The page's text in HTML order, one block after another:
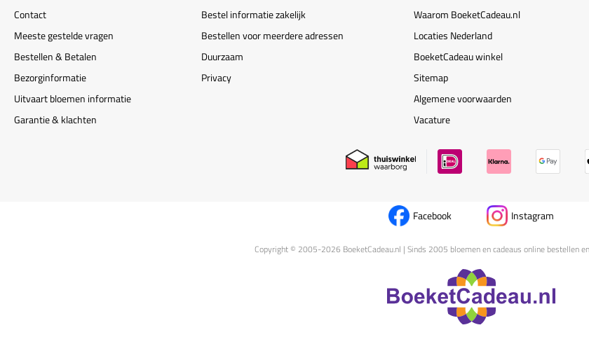
Contact
Meeste gestelde vragen
Bestellen & Betalen
Bezorginformatie
Uitvaart bloemen informatie
Garantie & klachten
Bestel informatie zakelijk
Bestellen voor meerdere adressen
Duurzaam
Privacy
Waarom BoeketCadeau.nl
Locaties Nederland
BoeketCadeau winkel
Sitemap
Algemene voorwaarden
Vacature
Facebook Instagram
Copyright © 2005-2026 BoeketCadeau.nl | Sinds 2005 bloemen en cadeaus online bestellen